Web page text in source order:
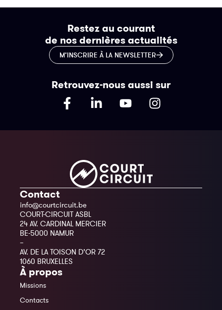
Restez au courant
de nos dernières actualités
M’INSCRIRE À LA NEWSLETTER
Retrouvez-nous aussi sur
Contact
info@courtcircuit.be
COURT-CIRCUIT ASBL
24 AV. CARDINAL MERCIER
BE-5000 NAMUR
–
AV. DE LA TOISON D’OR 72
1060 BRUXELLES
À propos
Missions
Contacts